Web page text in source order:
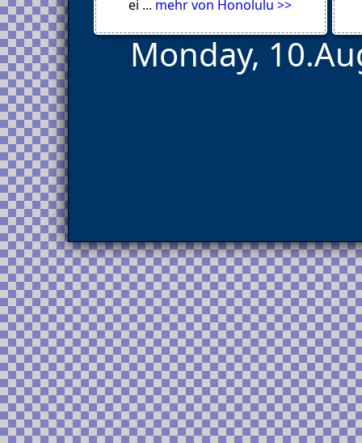
ei ... mehr von Honolulu >>
Monday,